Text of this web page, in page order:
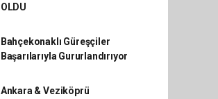
OLDU
Bahçekonaklı Güreşçiler
Başarılarıyla Gururlandırıyor
Ankara & Veziköprü